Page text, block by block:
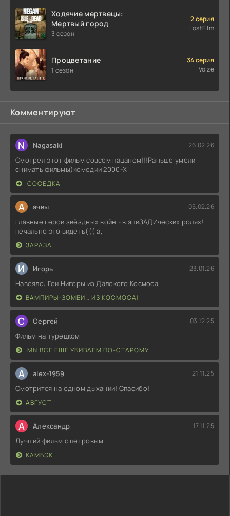
Ходячие мертвецы:
Мертвый город
3 сезон
2 серия
LostFilm
Процветание
1 сезон
34 серия
Voize
Комментируют
N Nagasaki 26.02.26
Смотрел этот фильм совсем пацаном!!!Раньше умели
снимать фильмы)комедии 2000-X
СОСЕДКА
А ачвы 05.02.26
главные герои звёздных войн - в эпиЗАДИческих ролях!
печально это видеть((( а,
ЗАРАЗА
И Игорь 23.01.26
Навеяло: Геи Нигеры из Далекого Космоса
ВАМПИРЫ-ЗОМБИ… ИЗ КОСМОСА!
С Сергей 03.12.25
Фильм на турецком
МЫ ВСЁ ЕЩЁ УБИВАЕМ ПО-СТАРОМУ
A alex-1959 21.11.25
Смотрится на одном дыхании! Спасибо!
АВГУСТ
А Александр 17.11.25
Лучший фильм с петровым
КАМБЭК